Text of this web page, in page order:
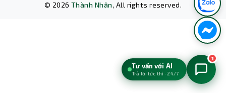
© 2026 Thành Nhân, All rights reserved.
Tư vấn với AI
Trả lời tức thì · 24/7
1